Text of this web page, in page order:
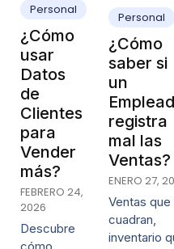
Personal
¿Cómo
usar
Datos
de
Clientes
para
Vender
más?
FEBRERO 24,
2026
Descubre
cómo
Personal
¿Cómo
saber si
un
registra
mal las
Ventas?
ENERO 27,
Ventas que
cuadran,
inventario